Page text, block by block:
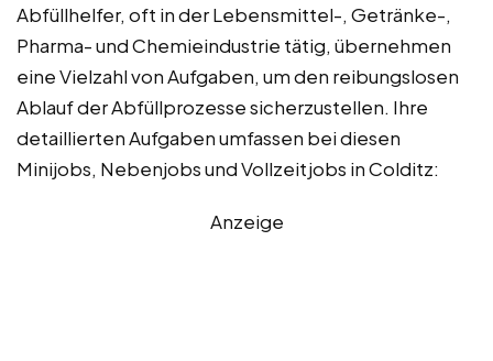
Abfüllhelfer, oft in der Lebensmittel-, Getränke-,
Pharma- und Chemieindustrie tätig, übernehmen
eine Vielzahl von Aufgaben, um den reibungslosen
Ablauf der Abfüllprozesse sicherzustellen. Ihre
detaillierten Aufgaben umfassen bei diesen
Minijobs, Nebenjobs und Vollzeitjobs in Colditz:
Anzeige